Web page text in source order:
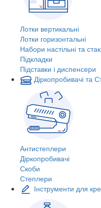
Лотки вертикальні
Лотки горизонтальні
Набори настільні та
Підкладки
Підставки і диспенсери
Діркопробивачі та
Антистеплери
Діркопробивачі
Скоби
Степлери
Інструменти для